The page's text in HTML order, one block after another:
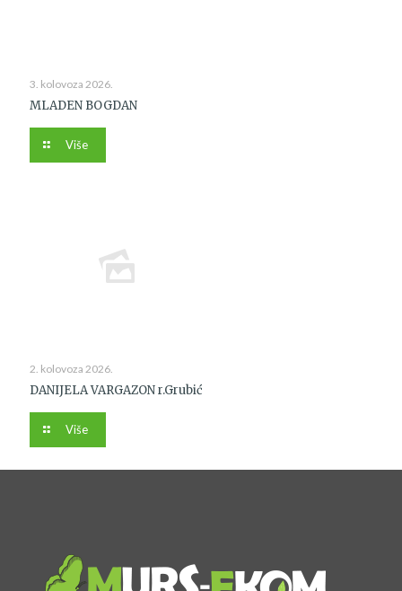
3. kolovoza 2026.
MLADEN BOGDAN
Više
2. kolovoza 2026.
DANIJELA VARGAZON r.Grubić
Više